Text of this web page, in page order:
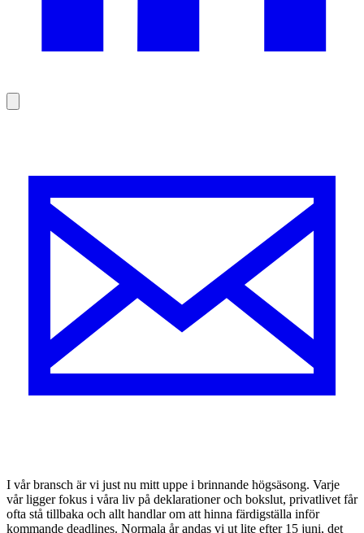
I vår bransch är vi just nu mitt uppe i brinnande högsäsong. Varje
vår ligger fokus i våra liv på deklarationer och bokslut, privatlivet får
ofta stå tillbaka och allt handlar om att hinna färdigställa inför
kommande deadlines. Normala år andas vi ut lite efter 15 juni, det